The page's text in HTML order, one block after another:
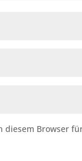
diesem Browser